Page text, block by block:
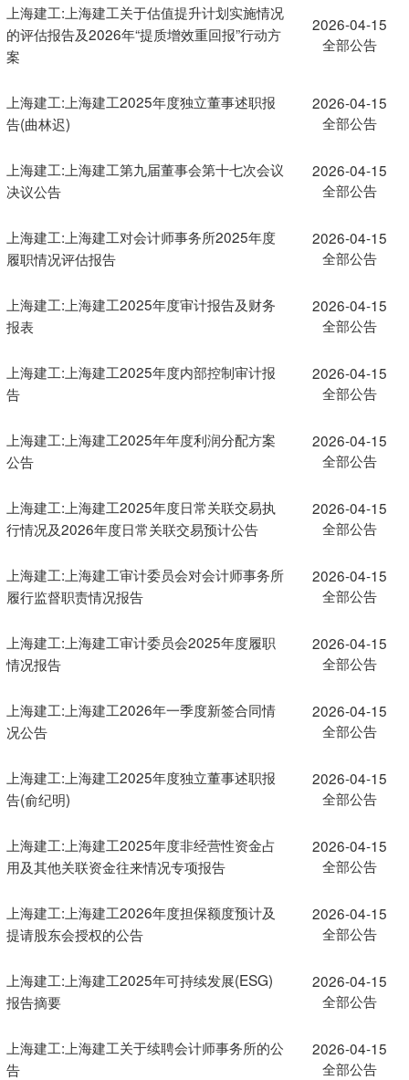
上海建工:上海建工关于估值提升计划实施情况
的评估报告及2026年“提质增效重回报”行动方
案
2026-04-15
全部公告
上海建工:上海建工2025年度独立董事述职报
告(曲林迟)
2026-04-15
全部公告
上海建工:上海建工第九届董事会第十七次会议
决议公告
2026-04-15
全部公告
上海建工:上海建工对会计师事务所2025年度
履职情况评估报告
2026-04-15
全部公告
上海建工:上海建工2025年度审计报告及财务
报表
2026-04-15
全部公告
上海建工:上海建工2025年度内部控制审计报
告
2026-04-15
全部公告
上海建工:上海建工2025年年度利润分配方案
公告
2026-04-15
全部公告
上海建工:上海建工2025年度日常关联交易执
行情况及2026年度日常关联交易预计公告
2026-04-15
全部公告
上海建工:上海建工审计委员会对会计师事务所
履行监督职责情况报告
2026-04-15
全部公告
上海建工:上海建工审计委员会2025年度履职
情况报告
2026-04-15
全部公告
上海建工:上海建工2026年一季度新签合同情
况公告
2026-04-15
全部公告
上海建工:上海建工2025年度独立董事述职报
告(俞纪明)
2026-04-15
全部公告
上海建工:上海建工2025年度非经营性资金占
用及其他关联资金往来情况专项报告
2026-04-15
全部公告
上海建工:上海建工2026年度担保额度预计及
提请股东会授权的公告
2026-04-15
全部公告
上海建工:上海建工2025年可持续发展(ESG)
报告摘要
2026-04-15
全部公告
上海建工:上海建工关于续聘会计师事务所的公
告
2026-04-15
全部公告